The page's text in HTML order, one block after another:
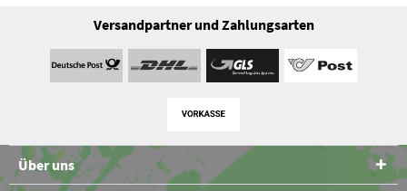
Versandpartner und Zahlungsarten
Über uns